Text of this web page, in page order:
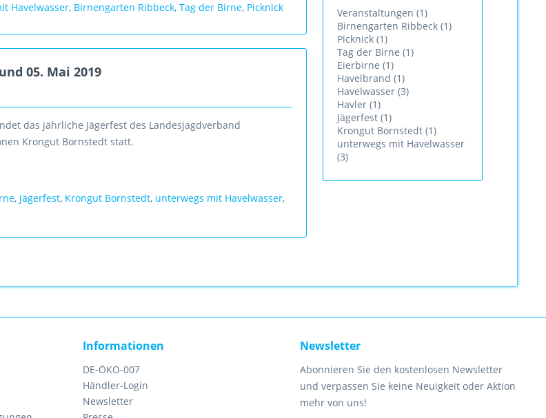
Veranstaltungen (1)
Birnengarten Ribbeck (1)
Picknick (1)
Tag der Birne (1)
Eierbirne (1)
Havelbrand (1)
Havelwasser (3)
Havler (1)
Jägerfest (1)
Krongut Bornstedt (1)
unterwegs mit Havelwasser
(3)
Havelwasser, Birnengarten Ribbeck,Tag der Birne, Picknick
05. Mai 2019
das jährliche Jägerfest des Landesjagdverband
Krongut Bornstedt statt.
, Jägerfest, Krongut Bornstedt, unterwegs mit Havelwasser,
Informationen
DE-ÖKO-007
Händler-Login
Newsletter
Newsletter
Abonnieren Sie den kostenlosen Newsletter
und verpassen Sie keine Neuigkeit oder Aktion
mehr von uns!